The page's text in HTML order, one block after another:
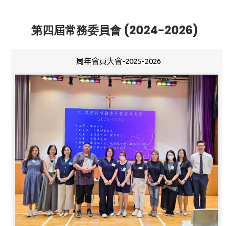
第四屆常務委員會 (2024-2026)
周年會員大會-2025-2026